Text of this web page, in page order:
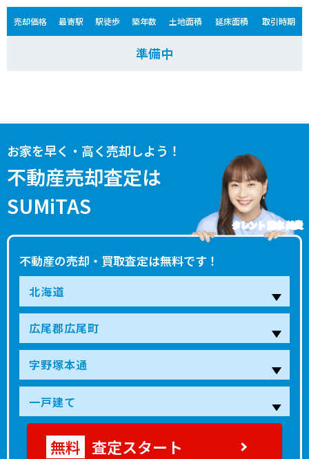
売却価格 最寄駅 駅徒歩 築年数 土地面積 延床面積 取引時期
準備中
お家を早く・高く売却しよう！
不動産売却査定は
SUMiTAS
不動産の売却・買取査定は無料です！
タレント 藤本 美貴
査定スタート